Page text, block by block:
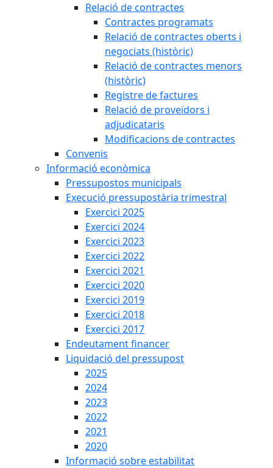
Relació de contractes
Contractes programats
Relació de contractes oberts i
negociats (històric)
Relació de contractes menors
(històric)
Registre de factures
Relació de proveïdors i
adjudicataris
Modificacions de contractes
Convenis
Informació econòmica
Pressupostos municipals
Execució pressupostària trimestral
Exercici 2025
Exercici 2024
Exercici 2023
Exercici 2022
Exercici 2021
Exercici 2020
Exercici 2019
Exercici 2018
Exercici 2017
Endeutament financer
Liquidació del pressupost
2025
2024
2023
2022
2021
2020
Informació sobre estabilitat